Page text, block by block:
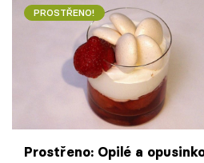
PROSTŘENO!
Prostřeno: Opilé a